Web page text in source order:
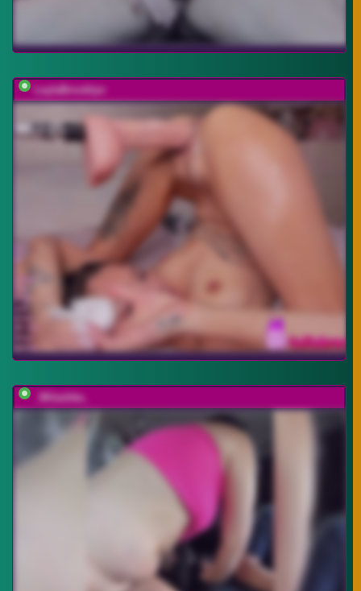
LeylaBrooklyn
_Milashka_